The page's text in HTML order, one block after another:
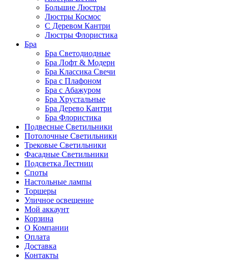
Большие Люстры
Люстры Космос
С Деревом Кантри
Люстры Флористика
Бра
Бра Светодиодные
Бра Лофт & Модерн
Бра Классика Свечи
Бра с Плафоном
Бра с Абажуром
Бра Хрустальные
Бра Дерево Кантри
Бра Флористика
Подвесные Светильники
Потолочные Светильники
Трековые Светильники
Фасадные Светильники
Подсветка Лестниц
Споты
Настольные лампы
Торшеры
Уличное освещение
Мой аккаунт
Корзина
О Компании
Оплата
Доставка
Контакты